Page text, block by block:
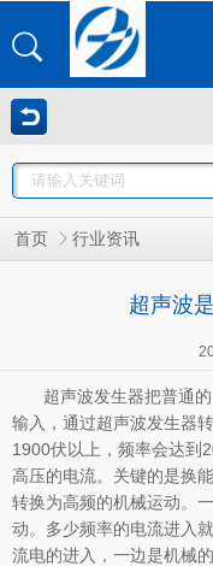
首页 行业资讯
超声波
超声波发生器把普通
输入，通过超声波发生器
1900伏以上，频率会达到
高压的电流。关键的是换
转换为高频的机械运动。
动。多少频率的电流进入
流电的进入，一边是机械的